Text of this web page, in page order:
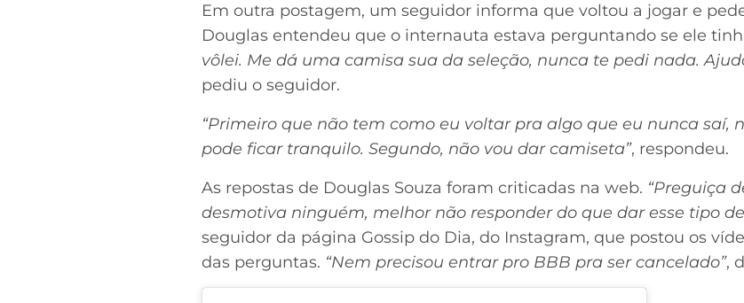
Em outra postagem, um seguidor informa que voltou a jogar e
Douglas entendeu que o internauta estava perguntando se ele
vôlei. Me dá uma camisa sua da seleção, nunca te pedi nada.
pediu o seguidor.
“Primeiro que não tem como eu voltar pra algo que eu nunca saí,
pode ficar tranquilo. Segundo, não vou dar camiseta”, respondeu.
As repostas de Douglas Souza foram criticadas na web. “Preguiça
desmotiva ninguém, melhor não responder do que dar esse tipo
seguidor da página Gossip do Dia, do Instagram, que postou os
das perguntas. “Nem precisou entrar pro BBB pra ser cancelado”,